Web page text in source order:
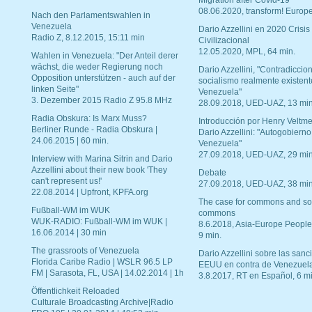
Nach den Parlamentswahlen in
Venezuela
Radio Z, 8.12.2015, 15:11 min
Wahlen in Venezuela: "Der Anteil derer
wächst, die weder Regierung noch
Opposition unterstützen - auch auf der
linken Seite"
3. Dezember 2015 Radio Z 95.8 MHz
Radia Obskura: Is Marx Muss?
Berliner Runde - Radia Obskura |
24.06.2015 | 60 min.
Interview with Marina Sitrin and Dario
Azzellini about their new book 'They
can't represent us!'
22.08.2014 | Upfront, KPFA.org
Fußball-WM im WUK
WUK-RADIO: Fußball-WM im WUK |
16.06.2014 | 30 min
The grassroots of Venezuela
Florida Caribe Radio | WSLR 96.5 LP
FM | Sarasota, FL, USA | 14.02.2014 | 1h
Öffentlichkeit Reloaded
Culturale Broadcasting Archive|Radio
08.06.2020, transform!
Dario Azzellini en 2020 Crisis
Civilizacional
12.05.2020, MPL, 64 min.
Dario Azzellini,
socialismo realmente
Venezuela"
28.09.2018, UED-UAZ, 13
Introducción por Henry
Dario Azzellini:
Venezuela"
27.09.2018, UED-UAZ, 29
Debate
27.09.2018, UED-UAZ, 38
The case for commons and
commons
8.6.2018, Asia-Europe
9 min.
Dario Azzellini sobre las
EEUU en contra de
3.8.2017, RT en Español, 6